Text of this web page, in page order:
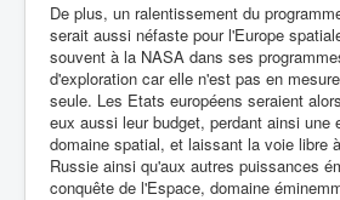
De plus, un ralentissement du
serait aussi néfaste pour l'Europe
souvent à la NASA dans ses
d'exploration car elle n'est pas en
seule. Les Etats européens seraient
eux aussi leur budget, perdant ainsi une
domaine spatial, et laissant la voie libre
Russie ainsi qu'aux autres puissances
conquête de l'Espace, domaine